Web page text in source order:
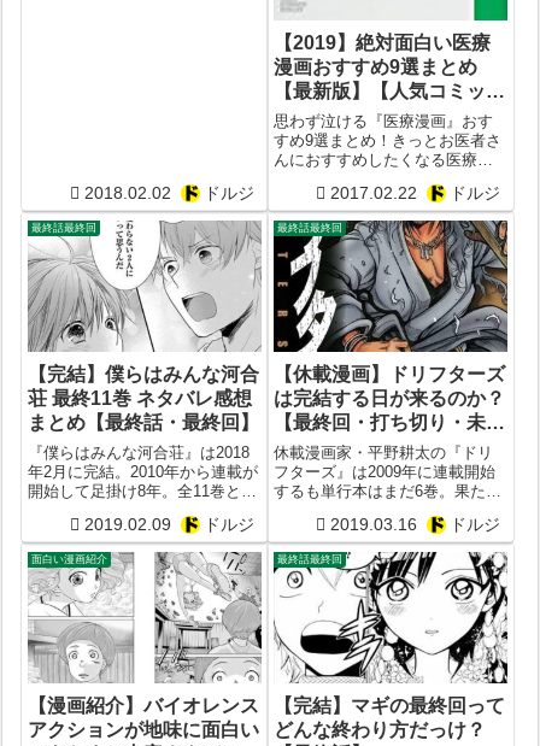
2018.02.02 ドルジ
【2019】絶対面白い医療
漫画おすすめ9選まとめ
【最新版】【人気コミッ
ク】
思わず泣ける『医療漫画』おす
すめ9選まとめ！きっとお医者さ
んにおすすめしたくなる医療漫
ントも徹底解説！絶対に死ぬほ
ど面白い医療漫画購入時の参考
にしてください！
2017.02.22 ドルジ
最終話最終回
【完結】僕らはみんな河合
荘 最終11巻 ネタバレ感想
まとめ【最終話・最終回】
『僕らはみんな河合荘』は2018
年2月に完結。2010年から連載が
開始して足掛け8年。全11巻とい
の長期連載でした。そこで既に
最終回を迎えてから随分と時間
は経過してるものの、今回ドル
漫では超今更ではありますが
『僕...
2019.02.09 ドルジ
最終話最終回
【休載漫画】ドリフターズ
は完結する日が来るのか？
【最終回・打ち切り・未完
最後】
休載漫画家・平野耕太の『ドリ
フターズ』は2009年に連載開始
するも単行本はまだ6巻。果たし
『ドリフターズ』の最終回の時
期や未完のまま打ち切りになる
可能性を考察してみた。
2019.03.16 ドルジ
面白い漫画紹介
【漫画紹介】バイオレンス
アクションが地味に面白い
最終話最終回
【完結】マギの最終回って
どんな終わり方だっけ？